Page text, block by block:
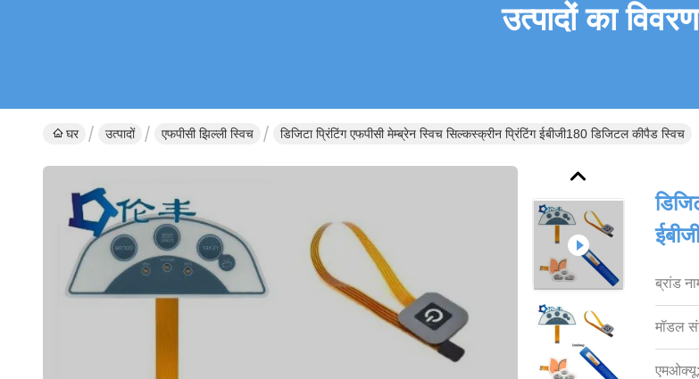
उत्पादों का विवरण
घर उत्पादों एफपीसी झिल्ली स्विच डिजिटा प्रिंटिंग एफपीसी मेम्ब्रेन स्विच सिल्कस्क्रीन प्रिंटिंग ईबीजी180 डिजिटल कीपैड स्विच
ब्रांड
मॉडल
एमओक्यू: